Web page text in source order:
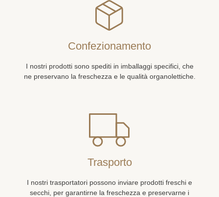
Confezionamento
I nostri prodotti sono spediti in imballaggi specifici, che
ne preservano la freschezza e le qualità organolettiche.
Trasporto
I nostri trasportatori possono inviare prodotti freschi e
secchi, per garantirne la freschezza e preservarne i